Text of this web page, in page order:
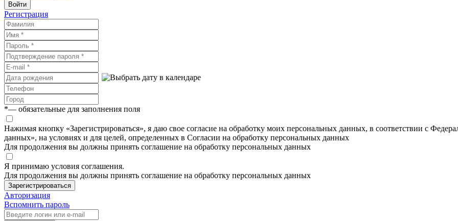
Войти
Регистрация
*— обязательные для заполнения поля
Нажимая кнопку «Зарегистрироваться», я даю свое согласие на обработку моих персональных данных, в соответствии с
данных», на условиях и для целей, определенных в Согласии на обработку персональных данных
Для продолжения вы должны принять соглашение на обработку персональных данных
Я принимаю условия соглашения.
Для продолжения вы должны принять соглашение на обработку персональных данных
Зарегистрироваться
Авторизация
Вспомнить пароль